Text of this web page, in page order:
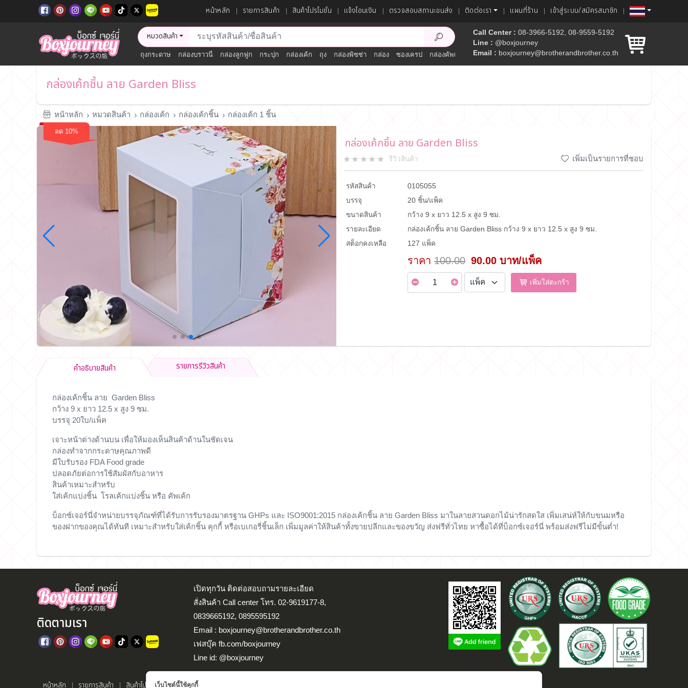
หน้าหลัก รายการสินค้า สินค้าโปรโมชั่น แจ้งโอนเงิน ตรวจสอบสถานะขนส่ง ติดต่อเรา แผนที่ร้าน เข้าสู่ระบบ/สมัครสมาชิก
หมวดสินค้า
ถุงกระดาษ กล่องบราวนี่ กล่องลูกฟูก กระปุก กล่องเค้ก ถุง กล่องพิซซ่า กล่อง ซองเครป กล่องคัพเค้ก
Call Center : 08-3966-5192, 08-9559-5192
Line : @boxjourney
Email : boxjourney@brotherandbrother.co.th
กล่องเค้กชิ้น ลาย Garden Bliss
หน้าหลัก หมวดสินค้า กล่องเค้ก กล่องเค้กชิ้น กล่องเค้ก 1 ชิ้น
ลด 10%
กล่องเค้กชิ้น ลาย Garden Bliss
รีวิวสินค้า เพิ่มเป็นรายการที่ชอบ
รหัสสินค้า
0105055
บรรจุ
20 ชิ้น/แพ็ค
ขนาดสินค้า
กว้าง 9 x ยาว 12.5 x สูง 9 ซม.
รายละเอียด
กล่องเค้กชิ้น ลาย Garden Bliss กว้าง 9 x ยาว 12.5 x สูง 9 ซม.
สต็อกคงเหลือ
127 แพ็ค
ราคา 100.00 90.00 บาท/แพ็ค
เพิ่มใส่ตะกร้า
คำอธิบายสินค้า รายการรีวิวสินค้า
กล่องเค้กชิ้น ลาย Garden Bliss
กว้าง 9 x ยาว 12.5 x สูง 9 ซม.
บรรจุ 20ใบ/แพ็ค
เจาะหน้าต่างด้านบน เพื่อให้มองเห็นสินค้าด้านในชัดเจน
กล่องทำจากกระดาษคุณภาพดี
มีใบรับรอง FDA Food grade
ปลอดภัยต่อการใช้สัมผัสกับอาหาร
สินค้าเหมาะสำหรับ
ใส่เค้กแบ่งชิ้น โรลเค้กแบ่งชิ้น หรือ คัพเค้ก
บ็อกซ์เจอร์นี่จำหน่ายบรรจุภัณฑ์ที่ได้รับการรับรองมาตรฐาน GHPs และ ISO9001:2015 กล่องเค้กชิ้น ลาย Garden Bliss มาในลายสวนดอกไม้น่ารักสดใส เพิ่มเสน่ห์ให้กับขนมหรือ
ของฝากของคุณได้ทันที เหมาะสำหรับใส่เค้กชิ้น คุกกี้ หรือเบเกอรี่ชิ้นเล็ก เพิ่มมูลค่าให้สินค้าทั้งขายปลีกและของขวัญ ส่งฟรีทั่วไทย หาซื้อได้ที่บ็อกซ์เจอร์นี่ พร้อมส่งฟรีไม่มีขั้นต่ำ!
ติดตามเรา
เปิดทุกวัน ติดต่อสอบถามรายละเอียด
สั่งสินค้า Call center โทร. 02-9619177-8,
0839665192, 0895595192
Email : boxjourney@brotherandbrother.co.th
เฟสบุ๊ค fb.com/boxjourney
Line id: @boxjourney
หน้าหลัก รายการสินค้า สินค้าโปรโมชั่น แจ้งโอนเงิน
เว็บไซต์นี้ใช้คุกกี้